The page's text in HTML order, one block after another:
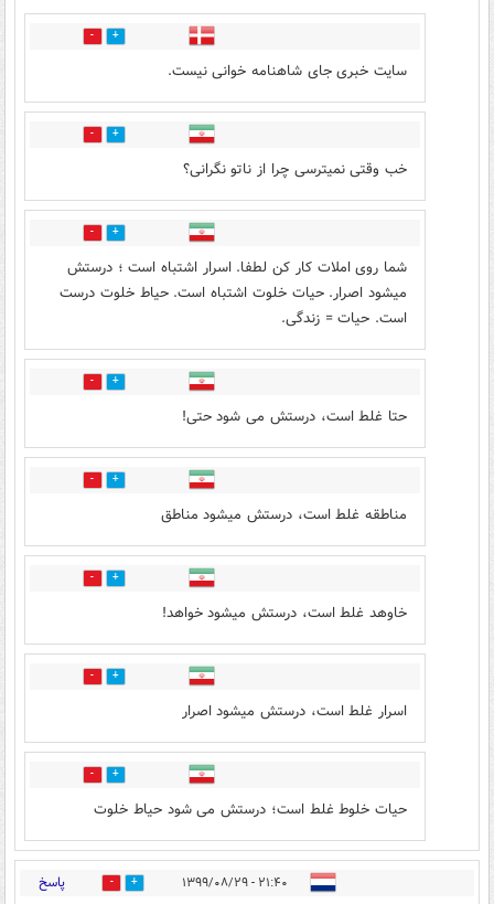
30
سایت خبری جای شاهنامه خوانی نیست.
24
خب وقتی نمیترسی چرا از ناتو نگرانی؟
22
شما روی املات کار کن لطفا. اسرار اشتباه است ؛ درستش
میشود اصرار. حیات خلوت اشتباه است. حیاط خلوت درست
است. حیات = زندگی.
25
حتا غلط است، درستش می شود حتی!
14
مناطقه غلط است، درستش میشود مناطق
22
خاوهد غلط است، درستش میشود خواهد!
17
اسرار غلط است، درستش میشود اصرار
18
حیات خلوط غلط است؛ درستش می شود حیاط خلوت
۲۱:۴۰ - ۱۳۹۹/۰۸/۲۹ 18 پاسخ